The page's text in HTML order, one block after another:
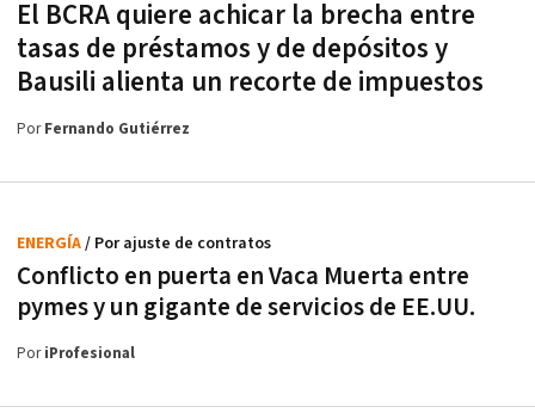
El BCRA quiere achicar la brecha entre
tasas de préstamos y de depósitos y
Bausili alienta un recorte de impuestos
PorFernando Gutiérrez
Conflicto en puerta en Vaca Muerta entre
pymes y un gigante de servicios de EE.UU.
ENERGÍA/ Por ajuste de contratos
PoriProfesional